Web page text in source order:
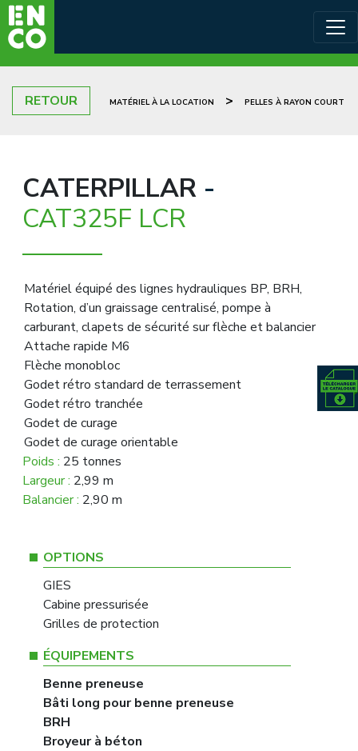
RETOUR MATÉRIEL À LA LOCATION > PELLES À RAYON COURT
CATERPILLAR -
CAT325F LCR
Matériel équipé des lignes hydrauliques BP, BRH,
Rotation, d’un graissage centralisé, pompe à
carburant, clapets de sécurité sur flèche et balancier
Attache rapide M6
Flèche monobloc
Godet rétro standard de terrassement
Godet rétro tranchée
Godet de curage
Godet de curage orientable
Poids : 25 tonnes
Largeur : 2,99 m
Balancier : 2,90 m
OPTIONS
GIES
Cabine pressurisée
Grilles de protection
ÉQUIPEMENTS
Benne preneuse
Bâti long pour benne preneuse
BRH
Broyeur à béton